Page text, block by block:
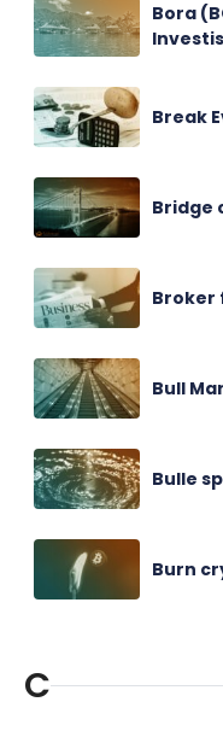
Bora
Break
Bridge
Broker
Bull
Bulle
Burn
C